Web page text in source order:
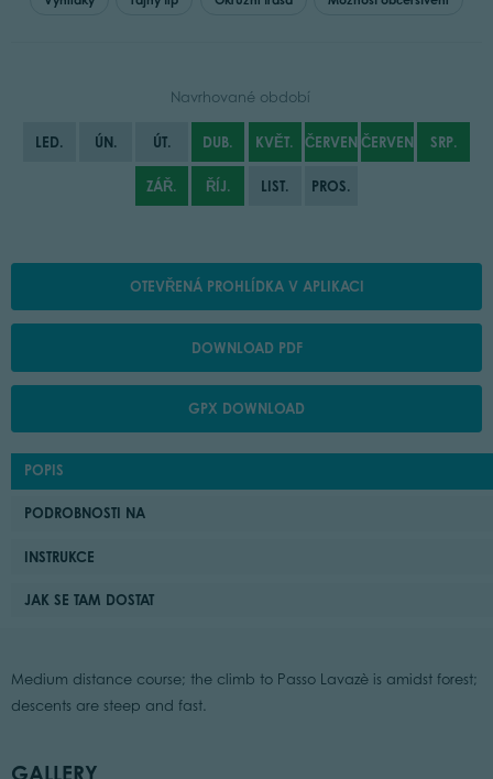
Navrhované období
LED. ÚN. ÚT. DUB. KVĚT. ČERVEN ČERVENECSRP.
ZÁŘ. ŘÍJ. LIST. PROS.
OTEVŘENÁ PROHLÍDKA V APLIKACI
DOWNLOAD PDF
GPX DOWNLOAD
POPIS
PODROBNOSTI NA
INSTRUKCE
JAK SE TAM DOSTAT
Medium distance course; the climb to Passo Lavazè is amidst forest;
descents are steep and fast.
GALLERY